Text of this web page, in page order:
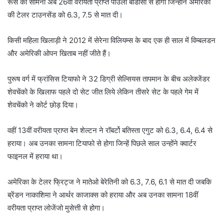
की टेलर टाउनसेंड को 6.3, 7.5 से मात दी।
किसी महिला खिलाड़ी ने 2012 में सेरेना विलियम्स के बाद एक ही साल में विम्बलडन
और अमेरिकी ओपन खिताब नहीं जीते हैं।
पुरूष वर्ग में फ्रांसिस टियाफो ने 32 डिग्री सेल्सियस तापमान के बीच अलेक्जेंडर
शेवचेंको के खिलाफ पहले दो सेट जीत लिये लेकिन तीसरे सेट के पहले गेम में
शेवचेंको ने कोर्ट छोड़ दिया।
वहीं 13वीं वरीयता प्राप्त बेन शेल्टन ने रॉबर्टो बतिस्ता एगुट को 6.3, 6.4, 6.4 से
हराया। अब उनका सामना टियाफो से होगा जिन्हें पिछले साल उन्होंने क्वार्टर
फाइनल में हराया था।
अमेरिका के टेलर फ्रिट्ज ने मातेओ बेरेतिनी को 6.3, 7.6, 6.1 से मात दी जबकि
ब्रेंडन नाकाशिमा ने आर्थर काजाक्स को हराया और अब उनका सामना 18वीं
वरीयता प्राप्त लोजेंजो मुसेत्ती से होगा।